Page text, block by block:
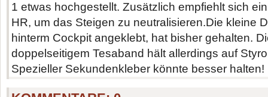
1 etwas hochgestellt. Zusätzlich empfiehlt sich
HR, um das Steigen zu neutralisieren.Die kleine
hinterm Cockpit angeklebt, hat bisher gehalten.
doppelseitigem Tesaband hält allerdings auf
Spezieller Sekundenkleber könnte besser halten!